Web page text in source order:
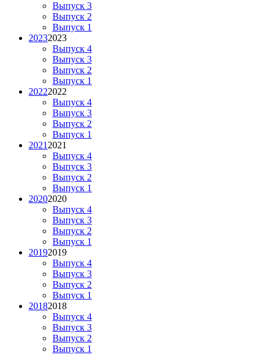
Выпуск 3
Выпуск 2
Выпуск 1
20232023
Выпуск 4
Выпуск 3
Выпуск 2
Выпуск 1
20222022
Выпуск 4
Выпуск 3
Выпуск 2
Выпуск 1
2021 2021
Выпуск 4
Выпуск 3
Выпуск 2
Выпуск 1
20202020
Выпуск 4
Выпуск 3
Выпуск 2
Выпуск 1
20192019
Выпуск 4
Выпуск 3
Выпуск 2
Выпуск 1
20182018
Выпуск 4
Выпуск 3
Выпуск 2
Выпуск 1